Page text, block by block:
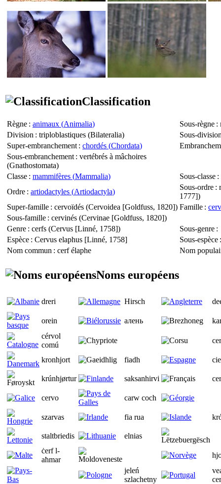
Classification
Règne : animaux (Animalia) Sous-règne :
Division : triploblastiques (Bilateralia)
Sous-
Super-embranchement : chordés (Chordata)
Sous-embranchement : vertébrés à mâchoires
(Gnathostomata)
Classe : mammifères (Mammalia) Sous-classe :
Ordre : artiodactyles (Artiodactyla)
Sous-ordre :
1777])
Super-famille : cervoïdés (Cervoidea [Goldfuss, 1820]) Famille :
Sous-famille : cervinés (Cervinae [Goldfuss, 1820])
Genre : cerfs (Cervus [Linné, 1758]) Sous-genre :
Espèce : Cervus elaphus [Linné, 1758] Sous-espèce :
Nom commun : cerf élaphe Nom
Noms européens
dreri Hirsch
orein алень
cérvol
comú
kronhjort fiadh
krúnhjørtur saksanhirvi
cervo carw coch
szarvas fia rua
staltbriedis
elnias
ċerf l-
aħmar
jeleń
szlachetny